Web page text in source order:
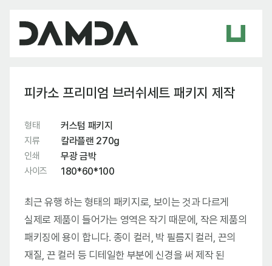
피카소 프리미엄 브러쉬세트 패키지 제작
형태 커스텀 패키지
지류 칼라플랜 270g
인쇄 무광 금박
사이즈 180*60*100
최근 유행 하는 형태의 패키지로, 보이는 것과 다르게
실제로 제품이 들어가는 영역은 작기 때문에, 작은 제품의
패키징에 용이 합니다. 종이 컬러, 박 필름지 컬러, 끈의
재질, 끈 컬러 등 디테일한 부분에 신경을 써 제작 된